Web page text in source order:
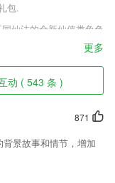
包.
仙法的全新仙侠类角色
用仙术的配合可以打出
成为一个普通仙门的修
来讲解，绝对让大家顺
据,也可以进行血糖分
更多
动 ( 543 条 )
871
景故事和情节，增加